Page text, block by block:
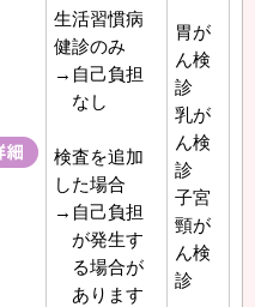
生活習慣病
健診のみ
→自己負担
なし
検査を追加
した場合
→自己負担
が発生す
る場合が
あります
胃が
ん検
診
乳が
ん検
診
子宮
頸が
ん検
診